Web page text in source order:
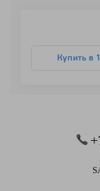
Купить в